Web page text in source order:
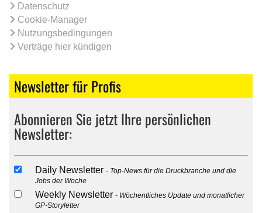
Datenschutz
Cookie-Manager
Nutzungsbedingungen
Verträge hier kündigen
Newsletter für Profis
Abonnieren Sie jetzt Ihre persönlichen
Newsletter:
Daily Newsletter
Top-News für die Druckbranche und die
Jobs der Woche
Weekly Newsletter
Wöchentliches Update und monatlicher
GP-Storyletter